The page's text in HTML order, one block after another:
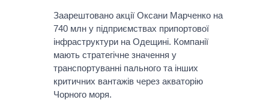
Заарештовано акції Оксани Марченко на
740 млн у підприємствах припортової
інфраструктури на Одещині. Компанії
мають стратегічне значення у
транспортуванні пального та інших
критичних вантажів через акваторію
Чорного моря.